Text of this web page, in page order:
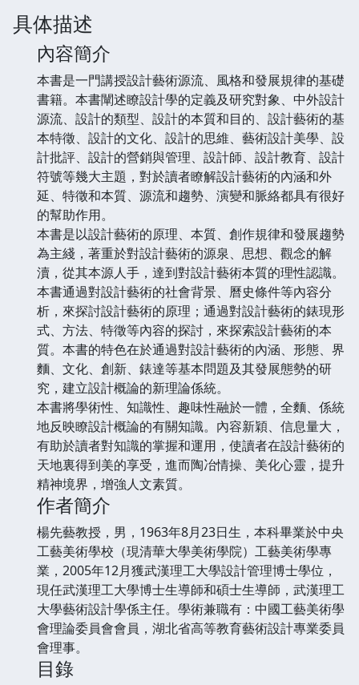
具体描述
內容簡介
本書是一門講授設計藝術源流、風格和發展規律的基礎
書籍。本書闡述瞭設計學的定義及研究對象、中外設計
源流、設計的類型、設計的本質和目的、設計藝術的基
本特徵、設計的文化、設計的思維、藝術設計美學、設
計批評、設計的營銷與管理、設計師、設計教育、設計
符號等幾大主題，對於讀者瞭解設計藝術的內涵和外
延、特徵和本質、源流和趨勢、演變和脈絡都具有很好
的幫助作用。
本書是以設計藝術的原理、本質、創作規律和發展趨勢
為主綫，著重於對設計藝術的源泉、思想、觀念的解
瀆，從其本源人手，達到對設計藝術本質的理性認識。
本書通過對設計藝術的社會背景、曆史條件等內容分
析，來探討設計藝術的原理；通過對設計藝術的錶現形
式、方法、特徵等內容的探討，來探索設計藝術的本
質。本書的特色在於通過對設計藝術的內涵、形態、界
麵、文化、創新、錶達等基本問題及其發展態勢的研
究，建立設計概論的新理論係統。
本書將學術性、知識性、趣味性融於一體，全麵、係統
地反映瞭設計概論的有關知識。內容新穎、信息量大，
有助於讀者對知識的掌握和運用，使讀者在設計藝術的
天地裏得到美的享受，進而陶冶情操、美化心靈，提升
精神境界，增強人文素質。
作者簡介
楊先藝教授，男，1963年8月23日生，本科畢業於中央
工藝美術學校（現清華大學美術學院）工藝美術學專
業，2005年12月獲武漢理工大學設計管理博士學位，
現任武漢理工大學博士生導師和碩士生導師，武漢理工
大學藝術設計學係主任。學術兼職有：中國工藝美術學
會理論委員會會員，湖北省高等教育藝術設計專業委員
會理事。
目錄